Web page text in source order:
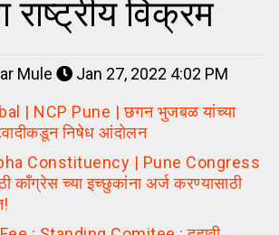
राष्ट्रीय विक्रम
Mule
Jan 27, 2022 4:02 PM
| NCP Pune | छगन भुजबळ यांच्या
निषेध आंदोलन
Constituency | Pune Congress
काँग्रेस च्या इच्छुकांना अर्ज करण्यासाठी